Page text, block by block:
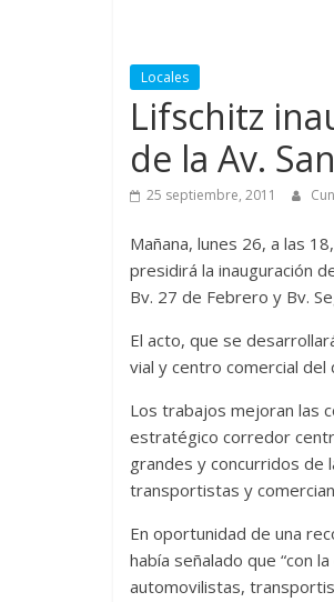
Locales
Lifschitz
de la Av.
25 septiembre, 2011
Mañana, lunes 26, a las
presidirá la inauguración
Bv. 27 de Febrero y Bv.
El acto, que se
vial y centro comercial
Los trabajos mejoran las
estratégico corredor
grandes y concurridos de
transportistas y
En oportunidad de una
había señalado que “con
automovilistas,